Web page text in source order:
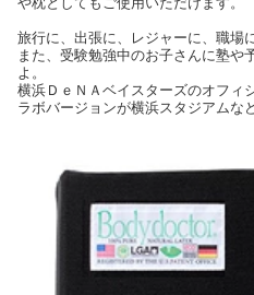
旅行に、出張に、レジャーに、職場
また、受験勉強中のお子さんに塾や
よ。
横浜ＤｅＮＡベイスターズのオフィ
ラボバージョンが横浜スタジアムな